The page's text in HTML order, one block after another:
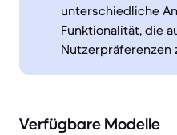
unterschiedliche
Funktionalität, die
Nutzerpräferenzen
Verfügbare Modelle